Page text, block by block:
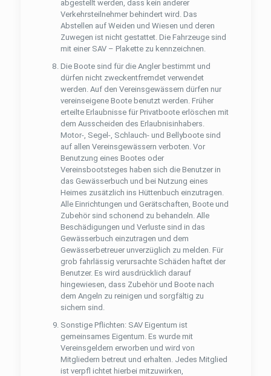
abgestellt werden, dass kein anderer
Verkehrsteilnehmer behindert wird. Das
Abstellen auf Weiden und Wiesen und deren
Zuwegen ist nicht gestattet. Die Fahrzeuge sind
mit einer SAV – Plakette zu kennzeichnen.
Die Boote sind für die Angler bestimmt und
dürfen nicht zweckentfremdet verwendet
werden. Auf den Vereinsgewässern dürfen nur
vereinseigene Boote benutzt werden. Früher
erteilte Erlaubnisse für Privatboote erlöschen mit
dem Ausscheiden des Erlaubnisinhabers.
Motor-, Segel-, Schlauch- und Bellyboote sind
auf allen Vereinsgewässern verboten. Vor
Benutzung eines Bootes oder
Vereinsbootsteges haben sich die Benutzer in
das Gewässerbuch und bei Nutzung eines
Heimes zusätzlich ins Hüttenbuch einzutragen.
Alle Einrichtungen und Gerätschaften, Boote und
Zubehör sind schonend zu behandeln. Alle
Beschädigungen und Verluste sind in das
Gewässerbuch einzutragen und dem
Gewässerbetreuer unverzüglich zu melden. Für
grob fahrlässig verursachte Schäden haftet der
Benutzer. Es wird ausdrücklich darauf
hingewiesen, dass Zubehör und Boote nach
dem Angeln zu reinigen und sorgfältig zu
sichern sind.
Sonstige Pﬂichten: SAV Eigentum ist
gemeinsames Eigentum. Es wurde mit
Vereinsgeldern erworben und wird von
Mitgliedern betreut und erhalten. Jedes Mitglied
ist verpﬂ ichtet hierbei mitzuwirken,